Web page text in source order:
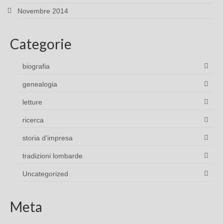
Novembre 2014
Categorie
biografia
genealogia
letture
ricerca
storia d'impresa
tradizioni lombarde
Uncategorized
Meta